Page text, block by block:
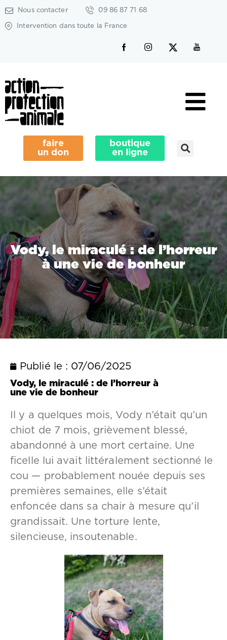
Nous contacter 09 86 87 71 68
Intervention dans toute la France
faire
un don
boutique
en ligne
Vody, le miraculé : de l’horreur
à une vie de bonheur
Publié le : 07/06/2025
Vody, le miraculé : de l’horreur à
une vie de bonheur
Il y a quelques mois, Vody n’était qu’un
chiot de 7 mois, grièvement blessé,
abandonné à une mort certaine. Une
ficelle lui avait littéralement sectionné le
cou — probablement nouée depuis ses
premières semaines, elle s’était
enfoncée dans sa chair à mesure qu’il
grandissait. Une torture lente,
silencieuse, insoutenable.